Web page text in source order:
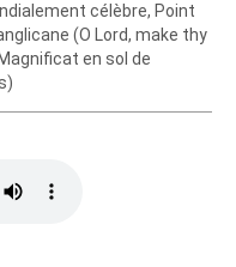
célèbre, Point
(O Lord, make thy
en sol de